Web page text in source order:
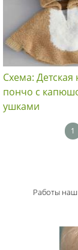
Схема: Детская
пончо с
ушками
1
Работы